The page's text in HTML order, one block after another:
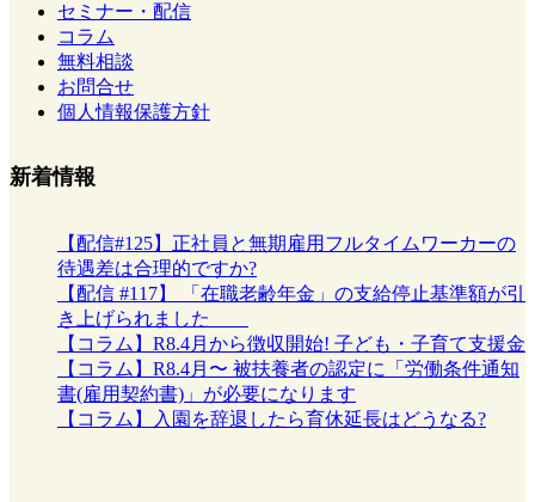
セミナー・配信
コラム
無料相談
お問合せ
個人情報保護方針
新着情報
【配信#125】正社員と無期雇用フルタイムワーカーの
待遇差は合理的ですか?
【配信 #117】 「在職老齢年金」の支給停止基準額が引
き上げられました
【コラム】R8.4月から徴収開始! 子ども・子育て支援金
【コラム】R8.4月〜 被扶養者の認定に「労働条件通知
書(雇用契約書)」が必要になります
【コラム】入園を辞退したら育休延長はどうなる?